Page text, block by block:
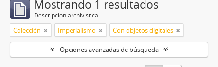
Mostrando 1 resultados
Descripción archivística
Colección Imperialismo Con objetos digitales
Opciones avanzadas de búsqueda